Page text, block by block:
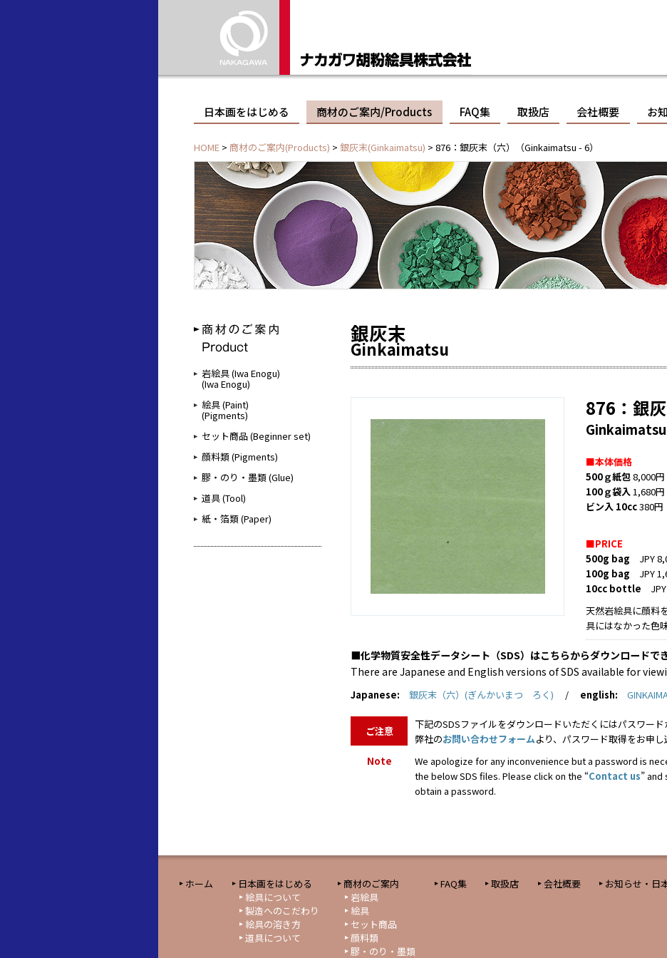
日本画をはじめる 商材のご案内/Products FAQ集 取扱店 会社概要 お
HOME > 商材のご案内(Products) > 銀灰末(Ginkaimatsu) > 876：銀灰末（六）（Ginkaimatsu - 6）
岩絵具 (Iwa Enogu)
(Iwa Enogu)
絵具 (Paint)
(Pigments)
セット商品 (Beginner set)
顔料類 (Pigments)
膠・のり・墨類 (Glue)
道具 (Tool)
紙・箔類 (Paper)
銀灰末
Ginkaimatsu
876：銀灰
■本体価格
500ｇ紙包8,000円
100ｇ袋入1,680円
ビン入 10cc380円
■PRICE
500g bag JPY
100g bag JPY
10cc bottle
天然岩絵具に顔料
具にはなかった色
■化学物質安全性データシート（SDS）はこちらからダウンロードでき
There are Japanese and English versions of SDS available for
Japanese: 銀灰末（六）(ぎんかいまつ ろく) / english:
ご注意
下記のSDSファイルをダウンロードいただくにはパスワード
弊社のお問い合わせフォームより、パスワード取得をお申し
Note
We apologize for any inconvenience but a password is
the below SDS files. Please click on the “Contact us” and
obtain a password.
ホーム
日本画をはじめる
絵具について
製造へのこだわり
絵具の溶き方
道具について
商材のご案内
岩絵具
絵具
セット商品
顔料類
膠・のり・墨類
FAQ集 取扱店 会社概要 お知らせ・日